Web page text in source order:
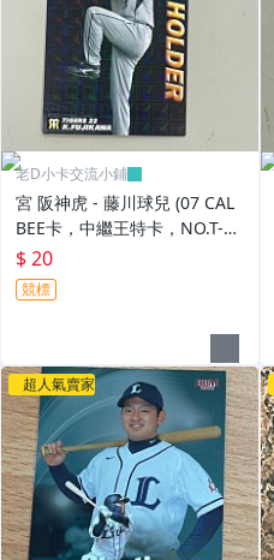
老D小卡交流小鋪
宮 阪神虎 - 藤川球兒 (07 CAL
BEE卡，中繼王特卡，NO.T-1
7)
$ 20
競標
超人氣賣家